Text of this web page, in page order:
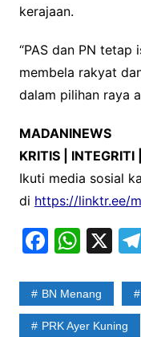
kerajaan.
“PAS dan PN tetap
membela rakyat
dalam pilihan raya
MADANINEWS
KRITIS | INTEGRITI
Ikuti media sosial
di https://linktr.ee/
F
c
e
W
at
s
X
BN Menang
PRK Ayer Kuning